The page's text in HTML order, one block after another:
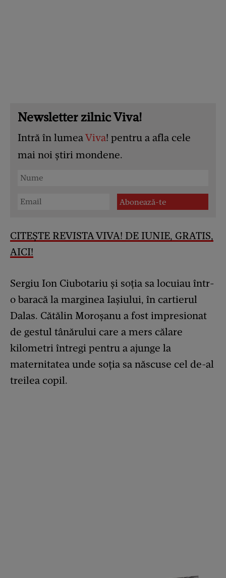
Newsletter zilnic Viva!
Intră în lumeaViva! pentru a afla cele
mai noi știri mondene.
CITEȘTE REVISTA VIVA! DE IUNIE, GRATIS,
AICI!
Sergiu Ion Ciubotariu și soția sa locuiau într-
o baracă la marginea Iașiului, în cartierul
Dalas. Cătălin Moroșanu a fost impresionat
de gestul tânărului care a mers călare
kilometri întregi pentru a ajunge la
maternitatea unde soția sa născuse cel de-al
treilea copil.